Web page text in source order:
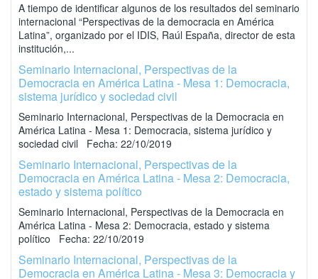
A tiempo de identificar algunos de los resultados del seminario
internacional “Perspectivas de la democracia en América
Latina”, organizado por el IDIS, Raúl España, director de esta
institución,...
Seminario Internacional, Perspectivas de la
Democracia en América Latina - Mesa 1: Democracia,
sistema jurídico y sociedad civil
Seminario Internacional, Perspectivas de la Democracia en
América Latina - Mesa 1: Democracia, sistema jurídico y
sociedad civil Fecha: 22/10/2019
Seminario Internacional, Perspectivas de la
Democracia en América Latina - Mesa 2: Democracia,
estado y sistema político
Seminario Internacional, Perspectivas de la Democracia en
América Latina - Mesa 2: Democracia, estado y sistema
político Fecha: 22/10/2019
Seminario Internacional, Perspectivas de la
Democracia en América Latina - Mesa 3: Democracia y